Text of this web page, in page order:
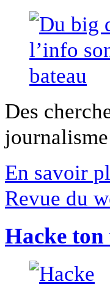
Des
En savoir
Revue du
Hacke ton